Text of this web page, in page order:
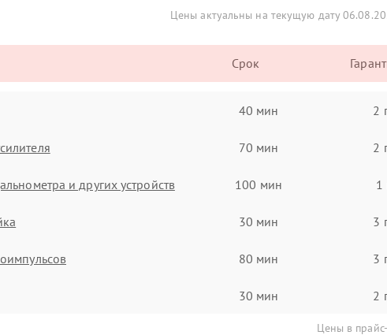
Цены актуальны на текущую дату
Срок
40 мин 2
70 мин 2
и других устройств 100 мин 1
30 мин 3
80 мин 3
30 мин 2
Цены в